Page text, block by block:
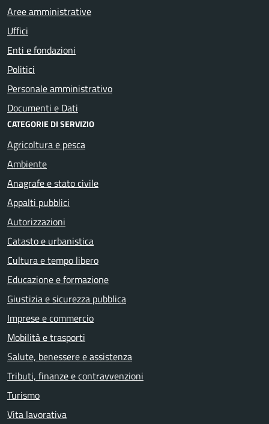
Aree amministrative
Uffici
Enti e fondazioni
Politici
Personale amministrativo
Documenti e Dati
CATEGORIE DI SERVIZIO
Agricoltura e pesca
Ambiente
Anagrafe e stato civile
Appalti pubblici
Autorizzazioni
Catasto e urbanistica
Cultura e tempo libero
Educazione e formazione
Giustizia e sicurezza pubblica
Imprese e commercio
Mobilità e trasporti
Salute, benessere e assistenza
Tributi, finanze e contravvenzioni
Turismo
Vita lavorativa